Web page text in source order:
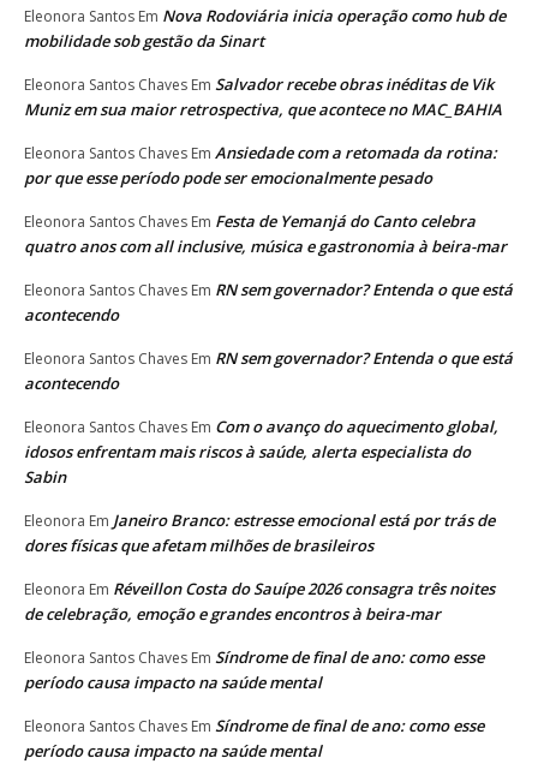
Eleonora Santos Em Nova Rodoviária inicia operação como hub de
mobilidade sob gestão da Sinart
Eleonora Santos Chaves Em Salvador recebe obras inéditas de Vik
Muniz em sua maior retrospectiva, que acontece no MAC_BAHIA
Eleonora Santos Chaves Em Ansiedade com a retomada da rotina:
por que esse período pode ser emocionalmente pesado
Eleonora Santos Chaves Em Festa de Yemanjá do Canto celebra
quatro anos com all inclusive, música e gastronomia à beira-mar
Eleonora Santos Chaves Em RN sem governador? Entenda o que está
acontecendo
Eleonora Santos Chaves Em RN sem governador? Entenda o que está
acontecendo
Eleonora Santos Chaves Em Com o avanço do aquecimento global,
idosos enfrentam mais riscos à saúde, alerta especialista do
Sabin
Eleonora Em Janeiro Branco: estresse emocional está por trás de
dores físicas que afetam milhões de brasileiros
Eleonora Em Réveillon Costa do Sauípe 2026 consagra três noites
de celebração, emoção e grandes encontros à beira-mar
Eleonora Santos Chaves Em Síndrome de final de ano: como esse
período causa impacto na saúde mental
Eleonora Santos Chaves Em Síndrome de final de ano: como esse
período causa impacto na saúde mental